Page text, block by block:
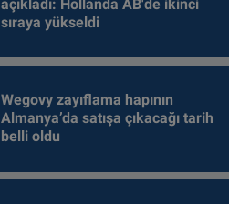
açıkladı: Hollanda AB'de ikinci
sıraya yükseldi
Wegovy zayıflama hapının
Almanya’da satışa çıkacağı tarih
belli oldu